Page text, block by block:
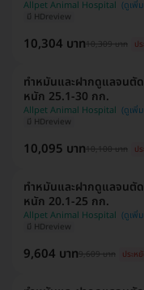
มี HDreview
Allpet Animal Hospital
10,304 บาท10,309 บาท ป
มี HDreview
ทำหมันและฝากดูแลจนตั
หนัก 25.1-30 กก.
Allpet Animal Hospital
10,095 บาท10,100 บาท ป
มี HDreview
ทำหมันและฝากดูแลจนตั
หนัก 20.1-25 กก.
Allpet Animal Hospital
9,604 บาท9,609 บาท ประห